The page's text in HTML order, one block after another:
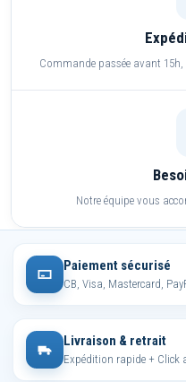
Commande passée avant
Notre équipe vous
Paiement sécurisé
CB, Visa, Mastercard,
Livraison & retrait
Expédition rapide + Click